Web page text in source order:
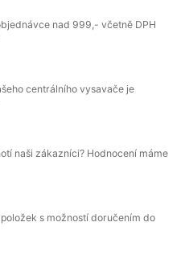
nad 999,- včetně DPH
centrálního vysavače je
naši zákazníci? Hodnocení máme
s možností doručením do